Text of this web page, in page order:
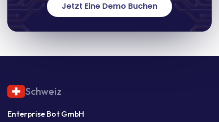
Jetzt Eine Demo Buchen
Schweiz
Enterprise Bot GmbH